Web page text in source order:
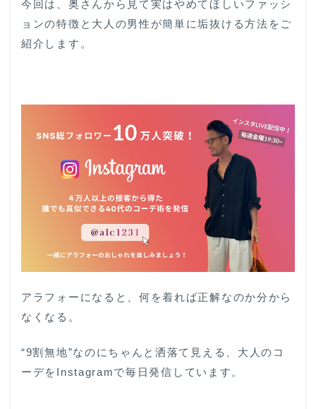
今回は、奥さんから見て実はやめてほしいファッシ
ョンの特徴と大人の男性が簡単に垢抜ける方法をご
紹介します。
アラフォーになると、何を着れば正解なのか分から
なくなる。
“9割無地”なのにちゃんと洒落て見える、大人のコ
ーデをInstagramで毎日発信しています。